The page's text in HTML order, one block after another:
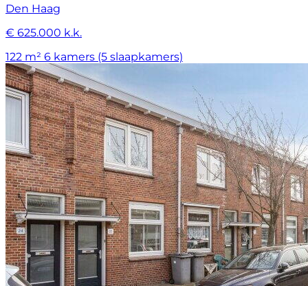
Den Haag
€ 625.000 k.k.
122 m² 6 kamers (5 slaapkamers)